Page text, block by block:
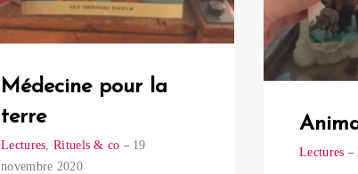
Médecine pour la
terre
Lectures ,Rituels & co
19
novembre 2020
Lectures